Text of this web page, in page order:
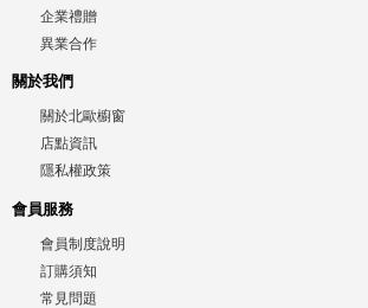
企業禮贈
異業合作
關於我們
關於北歐櫥窗
店點資訊
隱私權政策
會員服務
會員制度說明
訂購須知
常見問題